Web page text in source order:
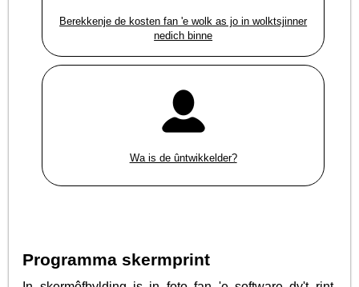
Berekkenje de kosten fan 'e wolk as jo in wolktsjinner
nedich binne
Wa is de ûntwikkelder?
Programma skermprint